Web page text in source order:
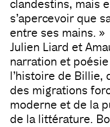
clandestins, mais
s’apercevoir que
entre ses mains. »
Julien Liard et
narration et
l’histoire de Billie,
des migrations
moderne et de la
de la littérature.